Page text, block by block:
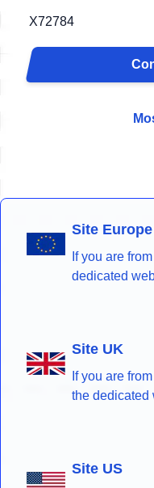
X72784
Site Europe
If you are
dedicated
Site UK
If you are
the dedicated
Site US